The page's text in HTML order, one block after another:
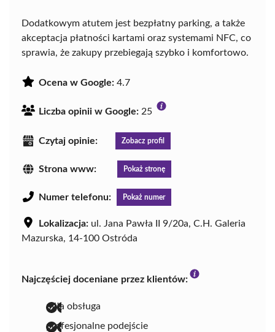
Dodatkowym atutem jest bezpłatny parking, a także
akceptacja płatności kartami oraz systemami NFC, co
sprawia, że zakupy przebiegają szybko i komfortowo.
Ocena w Google: 4.7
Liczba opinii w Google: 25
Czytaj opinie: Zobacz profil
Strona www: Pokaż stronę
Numer telefonu: Pokaż numer
Lokalizacja: ul. Jana Pawła II 9/20a, C.H. Galeria
Mazurska, 14-100 Ostróda
Najczęściej doceniane przez klientów:
miła obsługa
profesjonalne podejście